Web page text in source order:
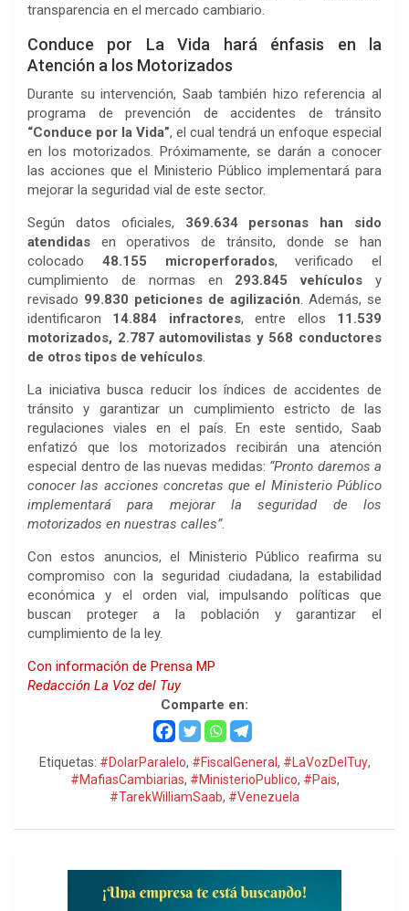
transparencia en el mercado cambiario.
Conduce por La Vida hará énfasis en la
Atención a los Motorizados
Durante su intervención, Saab también hizo referencia al
programa de prevención de accidentes de tránsito
“Conduce por la Vida”, el cual tendrá un enfoque especial
en los motorizados. Próximamente, se darán a conocer
las acciones que el Ministerio Público implementará para
mejorar la seguridad vial de este sector.
Según datos oficiales, 369.634 personas han sido
atendidas en operativos de tránsito, donde se han
colocado 48.155 microperforados, verificado el
cumplimiento de normas en 293.845 vehículos y
revisado 99.830 peticiones de agilización. Además, se
identificaron 14.884 infractores, entre ellos 11.539
motorizados, 2.787 automovilistas y 568 conductores
de otros tipos de vehículos.
La iniciativa busca reducir los índices de accidentes de
tránsito y garantizar un cumplimiento estricto de las
regulaciones viales en el país. En este sentido, Saab
enfatizó que los motorizados recibirán una atención
especial dentro de las nuevas medidas: “Pronto daremos a
conocer las acciones concretas que el Ministerio Público
implementará para mejorar la seguridad de los
motorizados en nuestras calles”.
Con estos anuncios, el Ministerio Público reafirma su
compromiso con la seguridad ciudadana, la estabilidad
económica y el orden vial, impulsando políticas que
buscan proteger a la población y garantizar el
cumplimiento de la ley.
Con información de Prensa MP
Redacción La Voz del Tuy
Comparte en:
Etiquetas: #DolarParalelo, #FiscalGeneral , #LaVozDelTuy,
#MafiasCambiarias, #MinisterioPublico, #Pais,
#TarekWilliamSaab, #Venezuela